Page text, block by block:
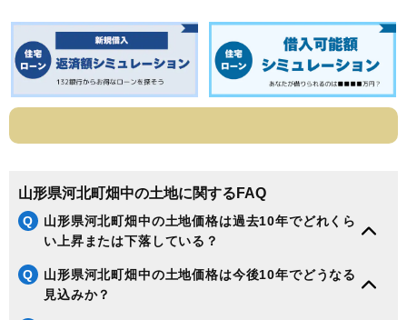
山形県河北町畑中の土地に関するFAQ
Q
山形県河北町畑中の土地価格は過去10年でどれくら
い上昇または下落している？
Q
山形県河北町畑中の土地価格は今後10年でどうなる
見込みか？